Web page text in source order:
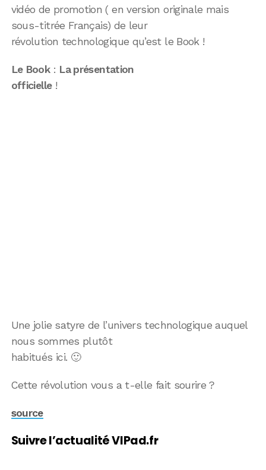
vidéo de promotion ( en version originale mais
sous-titrée Français) de leur
révolution technologique qu’est le Book !
Le Book: La présentation
officielle!
Une jolie satyre de l’univers technologique auquel
nous sommes plutôt
habitués ici. 🙂
Cette révolution vous a t-elle fait sourire ?
source
Suivre l’actualité VIPad.fr